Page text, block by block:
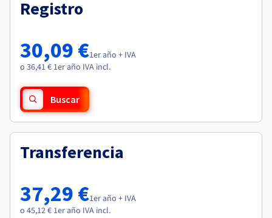
Precios
Roadmap & Changelog
Observabilidad
Roadmap y Changelog
Roadmap & Changelog
Roadmap & Changelog
Roadmap & Changelog
Registro
30,09 €1er año + IVA
o 36,41 € 1er año IVA incl.
Buscar
Transferencia
37,29 €1er año + IVA
o 45,12 € 1er año IVA incl.